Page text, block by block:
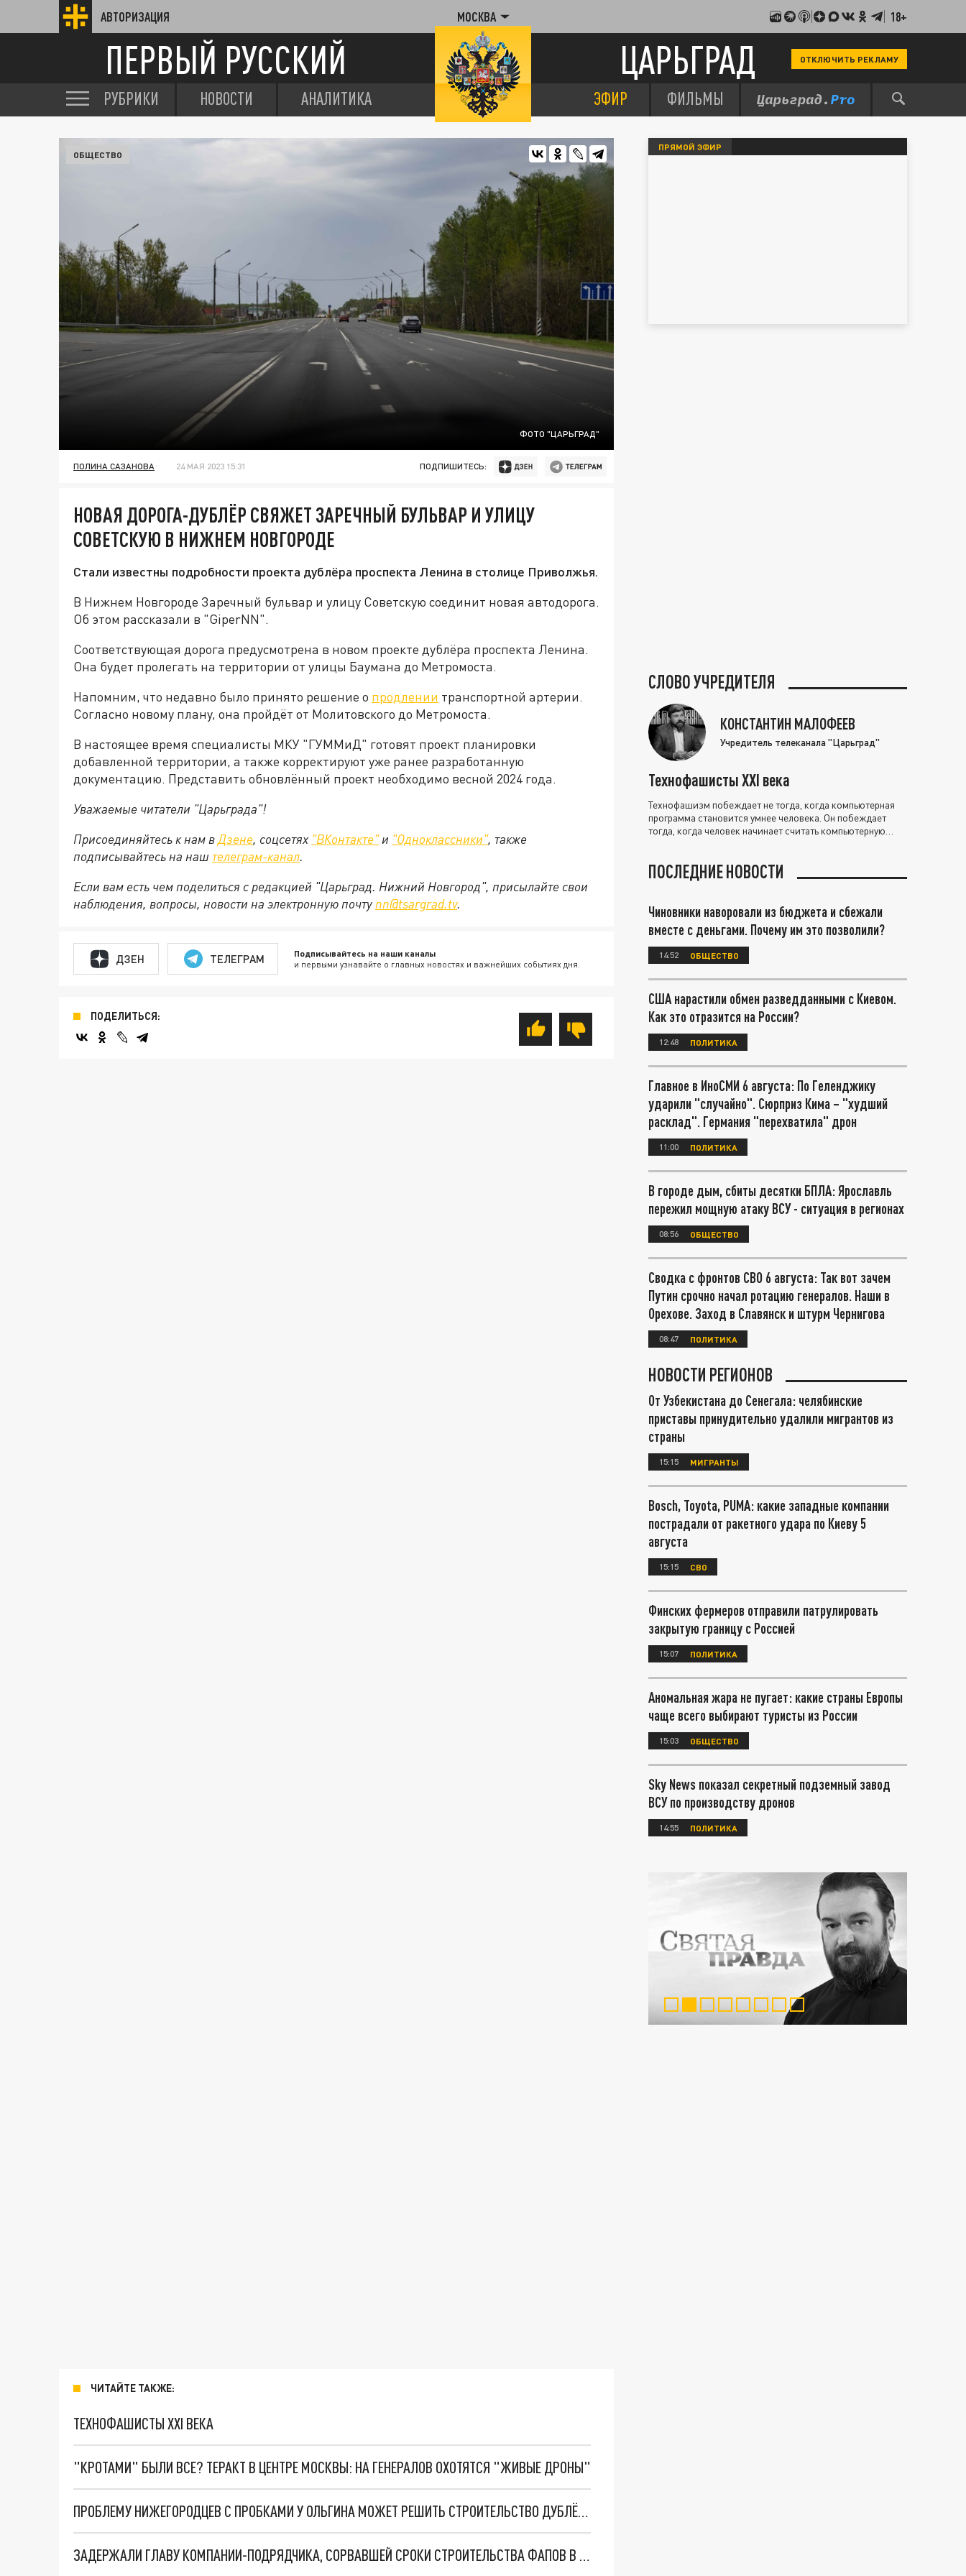
АВТОРИЗАЦИЯ МОСКВА 18+
ПЕРВЫЙ РУССКИЙ ЦАРЬГРАД ОТКЛЮЧИТЬ РЕКЛАМУ
РУБРИКИ НОВОСТИ АНАЛИТИКА ЭФИР ФИЛЬМЫ
ФОТО "ЦАРЬГРАД"
ОБЩЕСТВО
ПОЛИНА САЗАНОВА 24 МАЯ 2023 15:31 ПОДПИШИТЕСЬ:
НОВАЯ ДОРОГА-ДУБЛЁР СВЯЖЕТ ЗАРЕЧНЫЙ БУЛЬВАР И УЛИЦУ
СОВЕТСКУЮ В НИЖНЕМ НОВГОРОДЕ
Стали известны подробности проекта дублёра проспекта Ленина в столице Приволжья.
В Нижнем Новгороде Заречный бульвар и улицу Советскую соединит новая автодорога.
Об этом рассказали в "GiperNN".
Соответствующая дорога предусмотрена в новом проекте дублёра проспекта Ленина.
Она будет пролегать на территории от улицы Баумана до Метромоста.
Напомним, что недавно было принято решение о продлении транспортной артерии.
Согласно новому плану, она пройдёт от Молитовского до Метромоста.
В настоящее время специалисты МКУ "ГУММиД" готовят проект планировки
добавленной территории, а также корректируют уже ранее разработанную
документацию. Представить обновлённый проект необходимо весной 2024 года.
Уважаемые читатели "Царьграда"!
Присоединяйтесь к нам вДзене, соцсетях "ВКонтакте"и "Одноклассники", также
подписывайтесь на наш телеграм-канал.
Если вам есть чем поделиться с редакцией "Царьград. Нижний Новгород", присылайте свои
наблюдения, вопросы, новости на электронную почту nn@tsargrad.tv.
ДЗЕН ТЕЛЕГРАМ Подписывайтесь на наши каналы
и первыми узнавайте о главных новостях и важнейших событиях дня.
ПОДЕЛИТЬСЯ:
ЧИТАЙТЕ ТАКЖЕ:
ТЕХНОФАШИСТЫ XXI ВЕКА
"КРОТАМИ" БЫЛИ ВСЕ? ТЕРАКТ В ЦЕНТРЕ МОСКВЫ: НА ГЕНЕРАЛОВ ОХОТЯТСЯ "ЖИВЫЕ ДРОНЫ"
ПРОБЛЕМУ НИЖЕГОРОДЦЕВ С ПРОБКАМИ У ОЛЬГИНА МОЖЕТ РЕШИТЬ СТРОИТЕЛЬСТВО ДУБЛЁРА ПРОСПЕКТА ГАГАРИНА
ЗАДЕРЖАЛИ ГЛАВУ КОМПАНИИ-ПОДРЯДЧИКА, СОРВАВШЕЙ СРОКИ СТРОИТЕЛЬСТВА ФАПОВ В НИЖЕГОРОДСКОЙ ОБЛАСТИ
ПРЯМОЙ ЭФИР
СЛОВО УЧРЕДИТЕЛЯ
КОНСТАНТИН МАЛОФЕЕВ
Учредитель телеканала "Царьград"
Технофашисты XXI века
Технофашизм побеждает не тогда, когда компьютерная
программа становится умнее человека. Он побеждает
тогда, когда человек начинает считать компьютерную
ПОСЛЕДНИЕ НОВОСТИ
Чиновники наворовали из бюджета и сбежали
вместе с деньгами. Почему им это позволили?
14:52 ОБЩЕСТВО
США нарастили обмен разведданными с Киевом.
Как это отразится на России?
12:48 ПОЛИТИКА
Главное в ИноСМИ 6 августа: По Геленджику
ударили "случайно". Сюрприз Кима – "худший
расклад". Германия "перехватила" дрон
11:00 ПОЛИТИКА
В городе дым, сбиты десятки БПЛА: Ярославль
пережил мощную атаку ВСУ - ситуация в регионах
08:56 ОБЩЕСТВО
Сводка с фронтов СВО 6 августа: Так вот зачем
Путин срочно начал ротацию генералов. Наши в
Орехове. Заход в Славянск и штурм Чернигова
08:47 ПОЛИТИКА
НОВОСТИ РЕГИОНОВ
От Узбекистана до Сенегала: челябинские
приставы принудительно удалили мигрантов из
страны
15:15 МИГРАНТЫ
Bosch, Toyota, PUMA: какие западные компании
пострадали от ракетного удара по Киеву 5
августа
15:15 СВО
Финских фермеров отправили патрулировать
закрытую границу с Россией
15:07 ПОЛИТИКА
Аномальная жара не пугает: какие страны Европы
чаще всего выбирают туристы из России
15:03 ОБЩЕСТВО
Sky News показал секретный подземный завод
ВСУ по производству дронов
14:55 ПОЛИТИКА